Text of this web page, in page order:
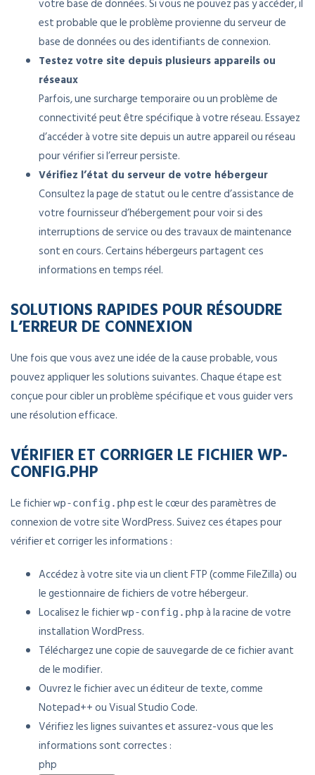
votre base de données. Si vous ne pouvez pas y accéder, il
est probable que le problème provienne du serveur de
base de données ou des identifiants de connexion.
Testez votre site depuis plusieurs appareils ou
réseaux
Parfois, une surcharge temporaire ou un problème de
connectivité peut être spécifique à votre réseau. Essayez
d’accéder à votre site depuis un autre appareil ou réseau
pour vérifier si l’erreur persiste.
Vérifiez l’état du serveur de votre hébergeur
Consultez la page de statut ou le centre d’assistance de
votre fournisseur d’hébergement pour voir si des
interruptions de service ou des travaux de maintenance
sont en cours. Certains hébergeurs partagent ces
informations en temps réel.
SOLUTIONS RAPIDES POUR RÉSOUDRE
L’ERREUR DE CONNEXION
Une fois que vous avez une idée de la cause probable, vous
pouvez appliquer les solutions suivantes. Chaque étape est
conçue pour cibler un problème spécifique et vous guider vers
une résolution efficace.
VÉRIFIER ET CORRIGER LE FICHIER WP-
CONFIG.PHP
Le fichierwp-config.php est le cœur des paramètres de
connexion de votre site WordPress. Suivez ces étapes pour
vérifier et corriger les informations :
Accédez à votre site via un client FTP (comme FileZilla) ou
le gestionnaire de fichiers de votre hébergeur.
Localisez le fichierwp-config.php à la racine de votre
installation WordPress.
Téléchargez une copie de sauvegarde de ce fichier avant
de le modifier.
Ouvrez le fichier avec un éditeur de texte, comme
Notepad++ ou Visual Studio Code.
Vérifiez les lignes suivantes et assurez-vous que les
informations sont correctes :
php